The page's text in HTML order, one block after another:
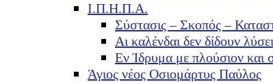
Ι.Π.Η.Π.Α.
Σύστασις – Σκοπός –
Αι καλένδαι δεν δίδουν
Εν Ίδρυμα με πλούσιον
Άγιος νέος Οσιομάρτυς Παύλος